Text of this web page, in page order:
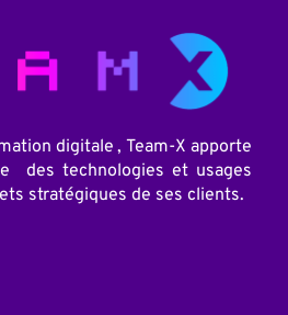
digitale , Team-X apporte
des technologies et usages
stratégiques de ses clients.